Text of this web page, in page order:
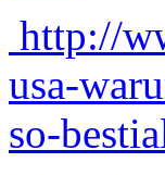
http://
usa-
so-